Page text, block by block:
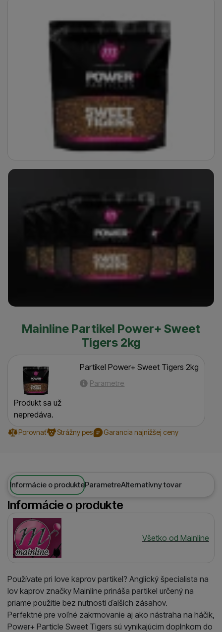
Mainline Partikel Power+ Sweet
Tigers 2kg
Partikel Power+ Sweet Tigers 2kg
Parametre
Produkt sa už nepredáva.
Produkt sa už
nepredáva.
Porovnať Strážny pes Garancia najnižšej ceny
Informácie o produkteParametreAlternatívny tovar
Informácie o produkte
Výrobca
Všetko od Mainline
Používate pri love kaprov partikel? Anglický špecialista na
lov kaprov značky Mainline prináša partikel určený na
priame použitie bez nutnosti ďalších zásahov.
Perfektné pre voľné zakrmovanie aj ako nástraha na háčik,
Power+ Particle Sweet Tigers sú vynikajúcim doplnkom do